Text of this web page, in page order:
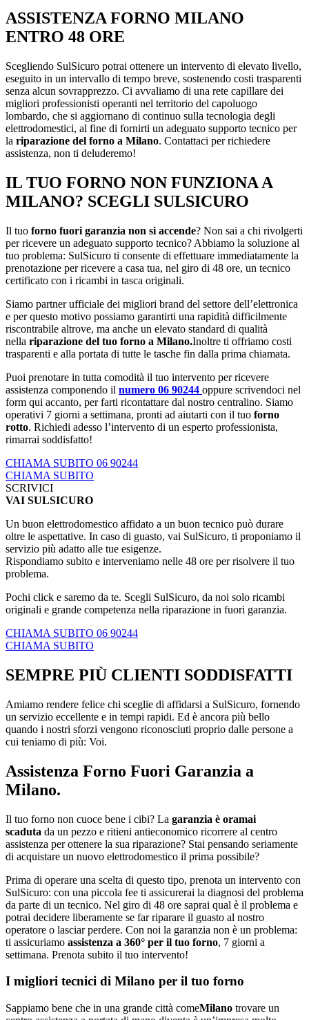
ASSISTENZA FORNO MILANO
ENTRO 48 ORE
Scegliendo SulSicuro potrai ottenere un intervento di elevato livello,
eseguito in un intervallo di tempo breve, sostenendo costi trasparenti
senza alcun sovrapprezzo. Ci avvaliamo di una rete capillare dei
migliori professionisti operanti nel territorio del capoluogo
lombardo, che si aggiornano di continuo sulla tecnologia degli
elettrodomestici, al fine di fornirti un adeguato supporto tecnico per
la riparazione del forno a Milano. Contattaci per richiedere
assistenza, non ti deluderemo!
IL TUO FORNO NON FUNZIONA A
MILANO? SCEGLI SULSICURO
Il tuo forno fuori garanzia non si accende? Non sai a chi rivolgerti
per ricevere un adeguato supporto tecnico? Abbiamo la soluzione al
tuo problema: SulSicuro ti consente di effettuare immediatamente la
prenotazione per ricevere a casa tua, nel giro di 48 ore, un tecnico
certificato con i ricambi in tasca originali.
Siamo partner ufficiale dei migliori brand del settore dell’elettronica
e per questo motivo possiamo garantirti una rapidità difficilmente
riscontrabile altrove, ma anche un elevato standard di qualità
nella riparazione del tuo forno a Milano.Inoltre ti offriamo costi
trasparenti e alla portata di tutte le tasche fin dalla prima chiamata.
Puoi prenotare in tutta comodità il tuo intervento per ricevere
assistenza componendo il numero 06 90244 oppure scrivendoci nel
form qui accanto, per farti ricontattare dal nostro centralino. Siamo
operativi 7 giorni a settimana, pronti ad aiutarti con il tuo forno
rotto. Richiedi adesso l’intervento di un esperto professionista,
rimarrai soddisfatto!
CHIAMA SUBITO 06 90244
CHIAMA SUBITO
SCRIVICI
VAI SULSICURO
Un buon elettrodomestico affidato a un buon tecnico può durare
oltre le aspettative. In caso di guasto, vai SulSicuro, ti proponiamo il
servizio più adatto alle tue esigenze.
Rispondiamo subito e interveniamo nelle 48 ore per risolvere il tuo
problema.
Pochi click e saremo da te. Scegli SulSicuro, da noi solo ricambi
originali e grande competenza nella riparazione in fuori garanzia.
CHIAMA SUBITO 06 90244
CHIAMA SUBITO
SEMPRE PIÙ CLIENTI SODDISFATTI
Amiamo rendere felice chi sceglie di affidarsi a SulSicuro, fornendo
un servizio eccellente e in tempi rapidi. Ed è ancora più bello
quando i nostri sforzi vengono riconosciuti proprio dalle persone a
cui teniamo di più: Voi.
Assistenza Forno Fuori Garanzia a
Milano.
Il tuo forno non cuoce bene i cibi? La garanzia è oramai
scaduta da un pezzo e ritieni antieconomico ricorrere al centro
assistenza per ottenere la sua riparazione? Stai pensando seriamente
di acquistare un nuovo elettrodomestico il prima possibile?
Prima di operare una scelta di questo tipo, prenota un intervento con
SulSicuro: con una piccola fee ti assicurerai la diagnosi del problema
da parte di un tecnico. Nel giro di 48 ore saprai qual è il problema e
potrai decidere liberamente se far riparare il guasto al nostro
operatore o lasciar perdere. Con noi la garanzia non è un problema:
ti assicuriamo assistenza a 360° per il tuo forno, 7 giorni a
settimana. Prenota subito il tuo intervento!
I migliori tecnici di Milano per il tuo forno
Sappiamo bene che in una grande città comeMilano trovare un